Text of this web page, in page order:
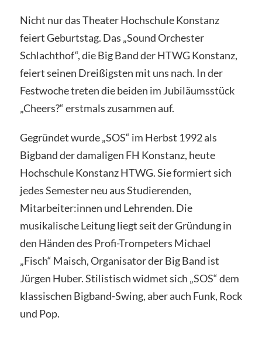
Nicht nur das Theater Hochschule Konstanz
feiert Geburtstag. Das „Sound Orchester
Schlachthof“, die Big Band der HTWG Konstanz,
feiert seinen Dreißigsten mit uns nach. In der
Festwoche treten die beiden im Jubiläumsstück
„Cheers?“ erstmals zusammen auf.
Gegründet wurde „SOS“ im Herbst 1992 als
Bigband der damaligen FH Konstanz, heute
Hochschule Konstanz HTWG. Sie formiert sich
jedes Semester neu aus Studierenden,
Mitarbeiter:innen und Lehrenden. Die
musikalische Leitung liegt seit der Gründung in
den Händen des Profi-Trompeters Michael
„Fisch“ Maisch, Organisator der Big Band ist
Jürgen Huber. Stilistisch widmet sich „SOS“ dem
klassischen Bigband-Swing, aber auch Funk, Rock
und Pop.